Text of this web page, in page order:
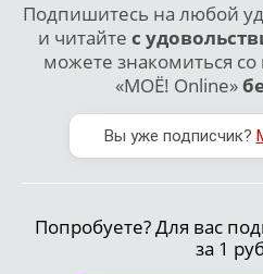
Подпишитесь на любой
и читайте с
можете знакомиться
«МОЁ! Online»
Вы уже подписчик?
Попробуете? Для вас
за 1